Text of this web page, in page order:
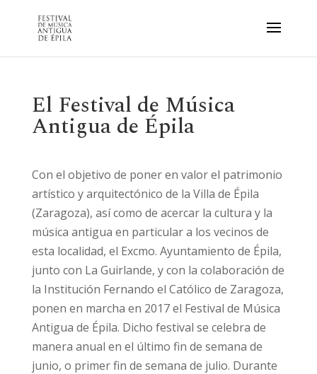
El Festival de Música
Antigua de Épila
Con el objetivo de poner en valor el patrimonio
artístico y arquitectónico de la Villa de Épila
(Zaragoza), así como de acercar la cultura y la
música antigua en particular a los vecinos de
esta localidad, el Excmo. Ayuntamiento de Épila,
junto con La Guirlande, y con la colaboración de
la Institución Fernando el Católico de Zaragoza,
ponen en marcha en 2017 el Festival de Música
Antigua de Épila. Dicho festival se celebra de
manera anual en el último fin de semana de
junio, o primer fin de semana de julio. Durante